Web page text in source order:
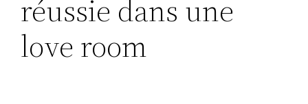
réussie dans une
love room